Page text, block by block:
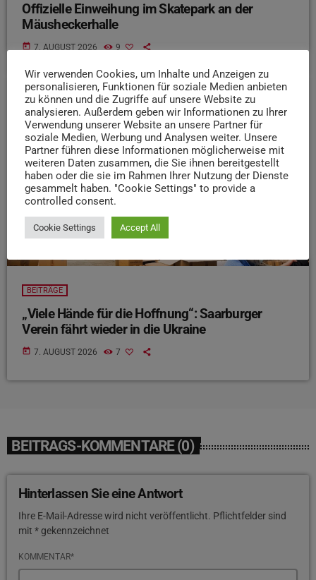
Offizielle Einweihung im Skatepark an der
Mäusheckerhalle
today 7. AUGUST 2026 9
insert_link
BEITRÄGE
„Viele Hände für die Hoffnung“: Saarburger
Verein fährt wieder in die Ukraine
today 7. AUGUST 2026 7
BEITRAGS-KOMMENTARE (0)
Hinterlassen Sie eine Antwort
Ihre E-Mail-Adresse wird nicht veröffentlicht. Pflichtfelder sind
mit * gekennzeichnet
KOMMENTAR*
Wir verwenden Cookies, um Inhalte und Anzeigen zu
personalisieren, Funktionen für soziale Medien anbieten
zu können und die Zugriffe auf unsere Website zu
analysieren. Außerdem geben wir Informationen zu Ihrer
Verwendung unserer Website an unsere Partner für
soziale Medien, Werbung und Analysen weiter. Unsere
Partner führen diese Informationen möglicherweise mit
weiteren Daten zusammen, die Sie ihnen bereitgestellt
haben oder die sie im Rahmen Ihrer Nutzung der Dienste
gesammelt haben. "Cookie Settings" to provide a
controlled consent.
Cookie Settings Accept All